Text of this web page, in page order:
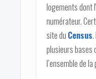
logements dont
numérateur.
site du Census.
plusieurs bases
l’ensemble de